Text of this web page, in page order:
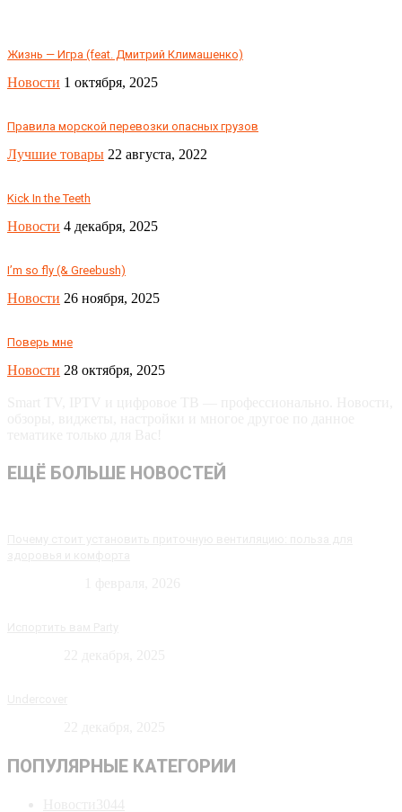
Жизнь — Игра (feat. Дмитрий Климашенко)
Новости 1 октября, 2025
Правила морской перевозки опасных грузов
Лучшие товары 22 августа, 2022
Kick In the Teeth
Новости 4 декабря, 2025
I’m so fly (& Greebush)
Новости 26 ноября, 2025
Поверь мне
Новости 28 октября, 2025
ЕЩЁ БОЛЬШЕ НОВОСТЕЙ
ПОПУЛЯРНЫЕ КАТЕГОРИИ